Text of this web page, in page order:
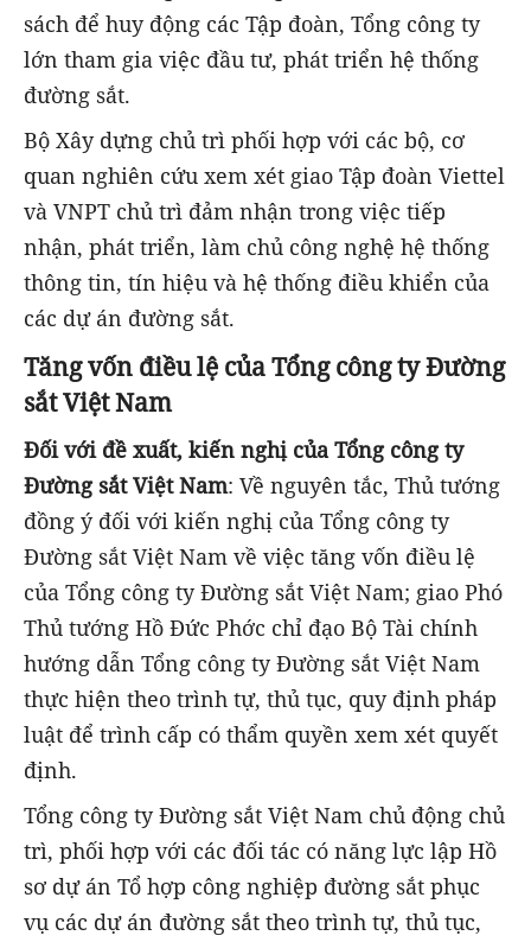
sách để huy động các Tập đoàn, Tổng công ty
lớn tham gia việc đầu tư, phát triển hệ thống
đường sắt.
Bộ Xây dựng chủ trì phối hợp với các bộ, cơ
quan nghiên cứu xem xét giao Tập đoàn Viettel
và VNPT chủ trì đảm nhận trong việc tiếp
nhận, phát triển, làm chủ công nghệ hệ thống
thông tin, tín hiệu và hệ thống điều khiển của
các dự án đường sắt.
Tăng vốn điều lệ của Tổng công ty Đường
sắt Việt Nam
Đối với đề xuất, kiến nghị của Tổng công ty
Đường sắt Việt Nam: Về nguyên tắc, Thủ tướng
đồng ý đối với kiến nghị của Tổng công ty
Đường sắt Việt Nam về việc tăng vốn điều lệ
của Tổng công ty Đường sắt Việt Nam; giao Phó
Thủ tướng Hồ Đức Phớc chỉ đạo Bộ Tài chính
hướng dẫn Tổng công ty Đường sắt Việt Nam
thực hiện theo trình tự, thủ tục, quy định pháp
luật để trình cấp có thẩm quyền xem xét quyết
định.
Tổng công ty Đường sắt Việt Nam chủ động chủ
trì, phối hợp với các đối tác có năng lực lập Hồ
sơ dự án Tổ hợp công nghiệp đường sắt phục
vụ các dự án đường sắt theo trình tự, thủ tục,